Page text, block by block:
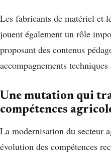
Les fabricants de matériel et
jouent également un rôle
proposant des contenus
accompagnements
Une mutation qui
compétences
La modernisation du secteur
évolution des compétences